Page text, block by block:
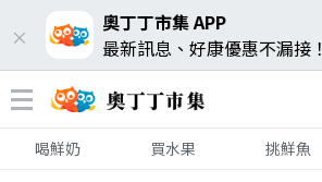
奧丁丁市集 APP
最新訊息、好康優惠不漏接！
喝鮮奶 買水果 挑鮮魚